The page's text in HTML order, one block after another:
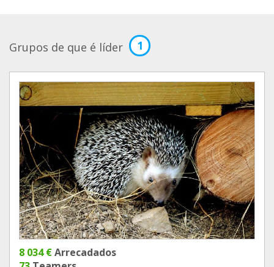
Grupos de que é líder 1
8 034 €Arrecadados